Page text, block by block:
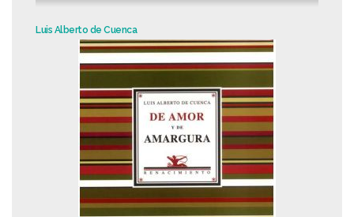
Luis Alberto de Cuenca